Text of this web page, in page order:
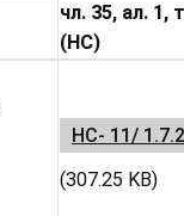
чл. 35, ал. 1,
(НС)
НС- 11/
(307.25 KB)